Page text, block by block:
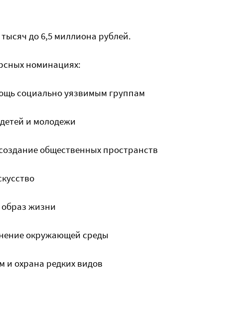
до 6,5 миллиона рублей.
номинациях:
социально уязвимым группам
и молодежи
общественных пространств
жизни
окружающей среды
и охрана редких видов